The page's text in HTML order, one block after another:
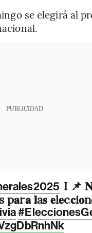
se elegirá al
PUBLICIDAD
I 📌
p𝐚r𝐚 𝐥a𝐬